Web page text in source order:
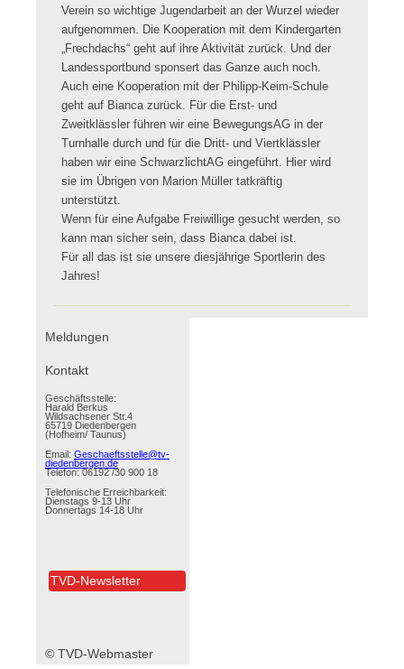
Verein so wichtige Jugendarbeit an der Wurzel wieder
aufgenommen. Die Kooperation mit dem Kindergarten
„Frechdachs“ geht auf ihre Aktivität zurück. Und der
Landessportbund sponsert das Ganze auch noch.
Auch eine Kooperation mit der Philipp-Keim-Schule
geht auf Bianca zurück. Für die Erst- und
Zweitklässler führen wir eine BewegungsAG in der
Turnhalle durch und für die Dritt- und Viertklässler
haben wir eine SchwarzlichtAG eingeführt. Hier wird
sie im Übrigen von Marion Müller tatkräftig
unterstützt.
Wenn für eine Aufgabe Freiwillige gesucht werden, so
kann man sicher sein, dass Bianca dabei ist.
Für all das ist sie unsere diesjährige Sportlerin des
Jahres!
Navigation
Meldungen
Kontakt
Geschäftsstelle:
Harald Berkus
Wildsachsener Str.4
65719 Diedenbergen
(Hofheim/ Taunus)
Email: Geschaeftsstelle@tv-
diedenbergen.de
Telefon: 06192 /30 900 18
Telefonische Erreichbarkeit:
Dienstags 9-13 Uhr
Donnertags 14-18 Uhr
TVD-Newsletter
© TVD-Webmaster